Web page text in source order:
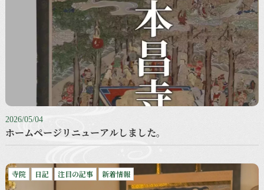
2026/05/04
ホームページリニューアルしました。
寺院 日記 注目の記事 新着情報